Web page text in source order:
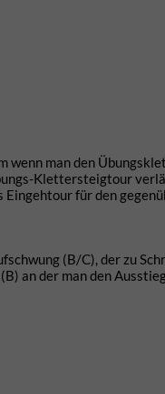
wenn man den
Klettersteigtour
Eingehtour für den
(B/C), der zu
an der man den